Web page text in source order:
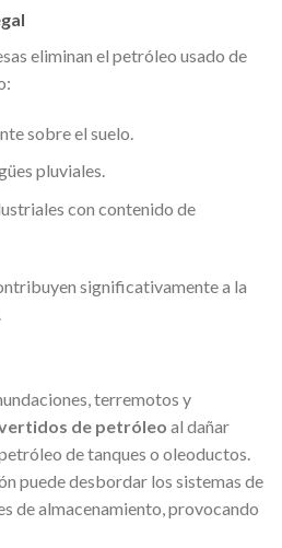
eliminan el petróleo usado de
sobre el suelo.
pluviales.
con contenido de
significativamente a la
terremotos y
de petróleo al dañar
de tanques o oleoductos.
puede desbordar los sistemas de
de almacenamiento, provocando